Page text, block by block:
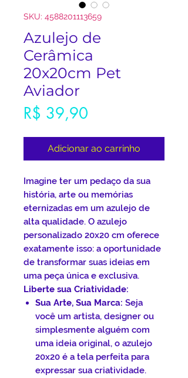
SKU: 4588201113659
Azulejo de
Cerâmica
20x20cm Pet
Aviador
R$ 39,90
Adicionar ao carrinho
Imagine ter um pedaço da sua
história, arte ou memórias
eternizadas em um azulejo de
alta qualidade. O azulejo
personalizado 20x20 cm oferece
exatamente isso: a oportunidade
de transformar suas ideias em
uma peça única e exclusiva.
Liberte sua Criatividade:
Sua Arte, Sua Marca: Seja
você um artista, designer ou
simplesmente alguém com
uma ideia original, o azulejo
20x20 é a tela perfeita para
expressar sua criatividade.